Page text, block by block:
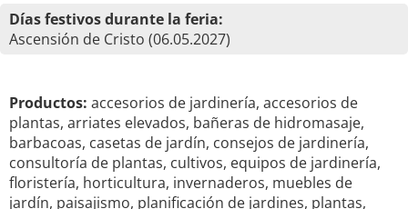
Días festivos durante la feria:
Ascensión de Cristo (06.05.2027)
Productos: accesorios de jardinería, accesorios de
plantas, arriates elevados, bañeras de hidromasaje,
barbacoas, casetas de jardín, consejos de jardinería,
consultoría de plantas, cultivos, equipos de jardinería,
floristería, horticultura, invernaderos, muebles de
jardín, paisajismo, planificación de jardines, plantas,